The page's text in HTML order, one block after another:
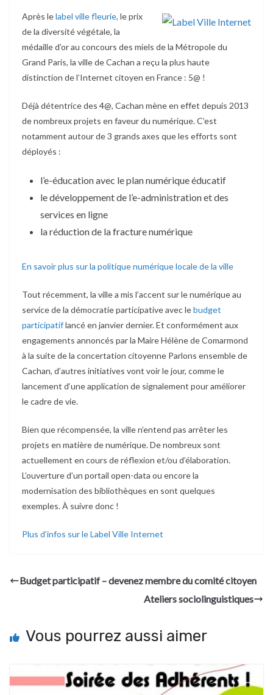
Après lelabel ville fleurie, le prix
de la diversité végétale, la
médaille d’or au concours des miels de la Métropole du
Grand Paris, la ville de Cachan a reçu la plus haute
distinction de l’Internet citoyen en France : 5@ !
Déjà détentrice des 4@, Cachan mène en effet depuis 2013
de nombreux projets en faveur du numérique. C’est
notamment autour de 3 grands axes que les efforts sont
déployés :
l’e-éducation avec le plan numérique éducatif
le développement de l’e-administration et des
services en ligne
la réduction de la fracture numérique
En savoir plus sur la politique numérique locale de la ville
Tout récemment, la ville a mis l’accent sur le numérique au
service de la démocratie participative avec lebudget
participatiflancé en janvier dernier. Et conformément aux
engagements annoncés par la Maire Hélène de Comarmond
à la suite de la concertation citoyenne Parlons ensemble de
Cachan, d’autres initiatives vont voir le jour, comme le
lancement d‘une application de signalement pour améliorer
le cadre de vie.
Bien que récompensée, la ville n’entend pas arrêter les
projets en matière de numérique. De nombreux sont
actuellement en cours de réflexion et/ou d’élaboration.
L’ouverture d’un portail open-data ou encore la
modernisation des bibliothèques en sont quelques
exemples. À suivre donc !
Plus d’infos sur le Label Ville Internet
Budget participatif – devenez membre du comité citoyen
Ateliers sociolinguistiques
Vous pourrez aussi aimer